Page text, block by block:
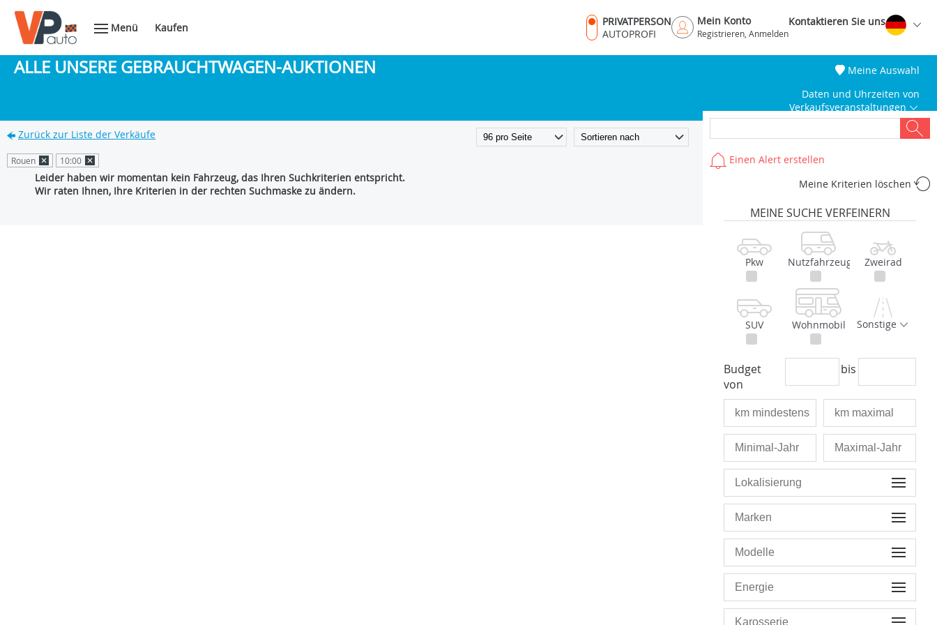
Menü Kaufen
PRIVATPERSON
AUTOPROFI
Mein Konto
Registrieren, Anmelden
Kontaktieren Sie uns
ALLE UNSERE GEBRAUCHTWAGEN-AUKTIONEN
Meine Auswahl
Daten und Uhrzeiten von
Verkaufsveranstaltungen
Zurück zur Liste der Verkäufe
Rouen 10:00
Leider haben wir momentan kein Fahrzeug, das Ihren Suchkriterien entspricht.
Wir raten Ihnen, Ihre Kriterien in der rechten Suchmaske zu ändern.
Einen Alert erstellen
Meine Kriterien löschen
MEINE SUCHE VERFEINERN
Pkw Nutzfahrzeug Zweirad
SUV Wohnmobil Sonstige
Budget
von
bis